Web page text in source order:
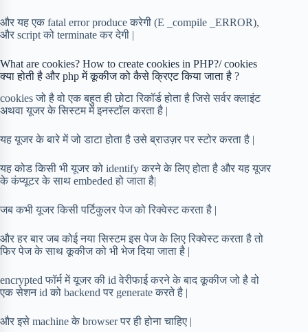
और यह एक fatal error produce करेगी (E _compile _ERROR),
और script को terminate कर देगी |
What are cookies? How to create cookies in PHP?/ cookies
क्या होती है और php में कूकीज को कैसे क्रिएट किया जाता है ?
cookies जो है वो एक बहुत ही छोटा रिकॉर्ड होता है जिसे सर्वर क्लाइंट
अथवा यूजर के सिस्टम में इनस्टॉल करता है |
यह यूजर के बारे में जो डाटा होता है उसे ब्राउज़र पर स्टोर करता है |
यह कोड किसी भी यूजर को identify करने के लिए होता है और यह यूजर
के कंप्यूटर के साथ embeded हो जाता है|
जब कभी यूजर किसी पर्टिकुलर पेज को रिक्वेस्ट करता है |
और हर बार जब कोई नया सिस्टम इस पेज के लिए रिक्वेस्ट करता है तो
फिर पेज के साथ कूकीज को भी भेज दिया जाता है |
encrypted फॉर्म में यूजर की id वेरीफाई करने के बाद कूकीज जो है वो
एक सेशन id को backend पर generate करते है |
और इसे machine के browser पर ही होना चाहिए |